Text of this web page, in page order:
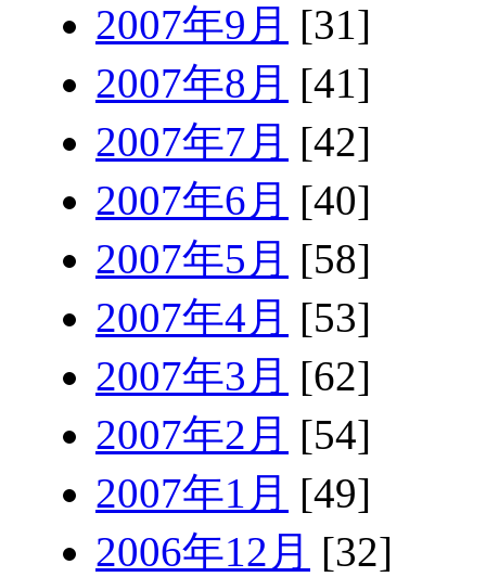
2007年9月 [31]
2007年8月 [41]
2007年7月 [42]
2007年6月 [40]
2007年5月 [58]
2007年4月 [53]
2007年3月 [62]
2007年2月 [54]
2007年1月 [49]
2006年12月 [32]